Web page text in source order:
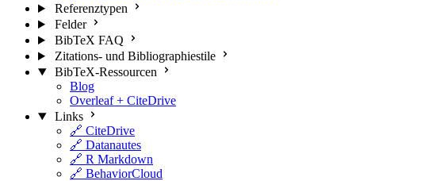
Referenztypen
Felder
BibTeX FAQ
Zitations- und Bibliographiestile
BibTeX-Ressourcen
Blog
Overleaf + CiteDrive
Links
🔗 CiteDrive
🔗 Datanautes
🔗 R Markdown
🔗 BehaviorCloud